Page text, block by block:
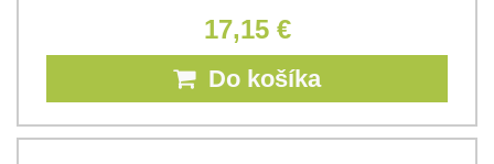
17,15 €
Do košíka